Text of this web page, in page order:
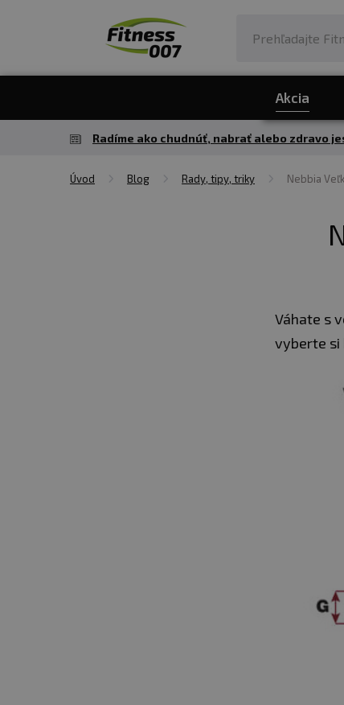
Akcia
Radíme ako chudnúť, nabrať alebo zdravo
Úvod Blog Rady, tipy, triky Nebbia
Váhate s
vyberte si